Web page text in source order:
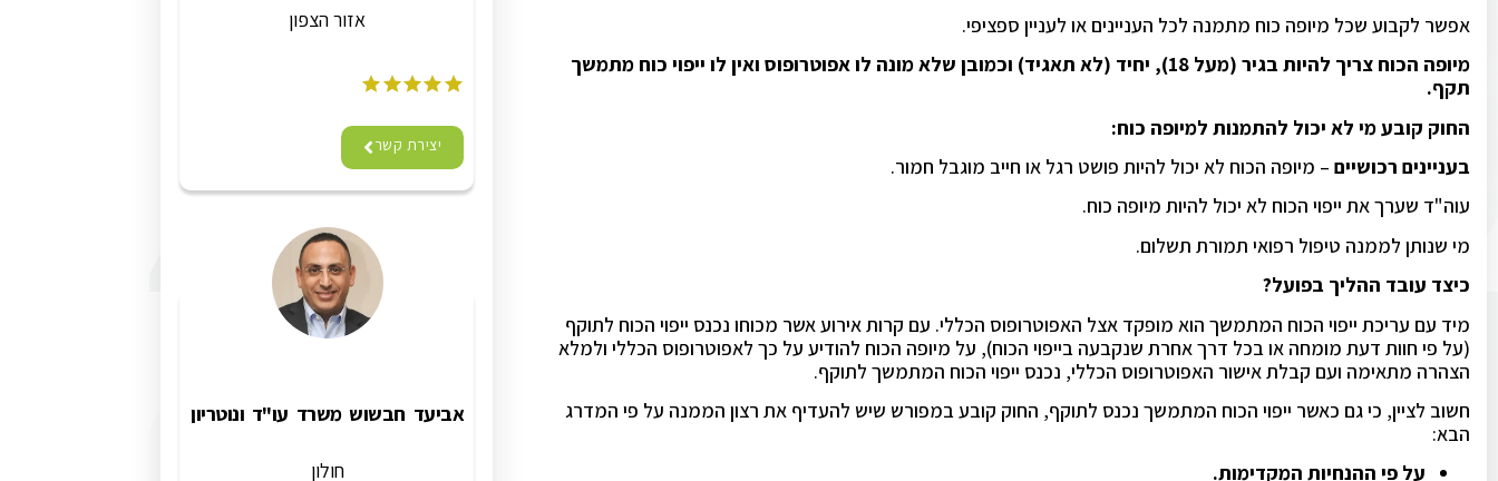
אפשר לקבוע שכל מיופה כוח מתמנה לכל העניינים או לעניין ספציפי.
מיופה הכוח צריך להיות בגיר (מעל 18), יחיד (לא תאגיד) וכמובן שלא מונה לו אפוטרופוס ואין לו ייפוי כוח מתמשך
תקף.
החוק קובע מי לא יכול להתמנות למיופה כוח:
בעניינים רכושיים – מיופה הכוח לא יכול להיות פושט רגל או חייב מוגבל חמור.
עוה"ד שערך את ייפוי הכוח לא יכול להיות מיופה כוח.
מי שנותן לממנה טיפול רפואי תמורת תשלום.
כיצד עובד ההליך בפועל?
מיד עם עריכת ייפוי הכוח המתמשך הוא מופקד אצל האפוטרופוס הכללי. עם קרות אירוע אשר מכוחו נכנס ייפוי הכוח לתוקף
(על פי חוות דעת מומחה או בכל דרך אחרת שנקבעה בייפוי הכוח), על מיופה הכוח להודיע על כך לאפוטרופוס הכללי ולמלא
הצהרה מתאימה ועם קבלת אישור האפוטרופוס הכללי, נכנס ייפוי הכוח המתמשך לתוקף.
חשוב לציין, כי גם כאשר ייפוי הכוח המתמשך נכנס לתוקף, החוק קובע במפורש שיש להעדיף את רצון הממנה על פי המדרג
הבא:
על פי ההנחיות המקדימות.
אזור הצפון
יצירת קשר
אביעד חבשוש משרד עו"ד ונוטריון
חולון